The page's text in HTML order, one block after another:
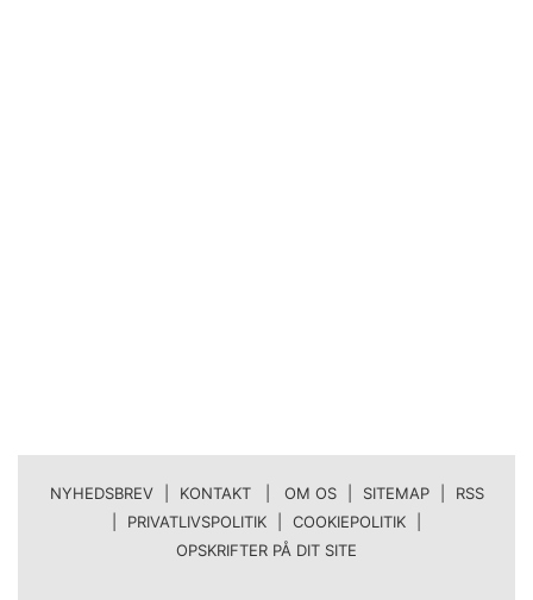
NYHEDSBREV KONTAKT | OM OS SITEMAP
RSS
PRIVATLIVSPOLITIK COOKIEPOLITIK
OPSKRIFTER PÅ DIT SITE